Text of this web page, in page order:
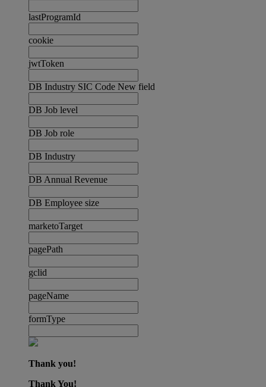
lastProgramId
cookie
jwtToken
DB Industry SIC Code New field
DB Job level
DB Job role
DB Industry
DB Annual Revenue
DB Employee size
marketoTarget
pagePath
gclid
pageName
formType
Thank you!
Thank You!